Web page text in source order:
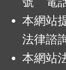
本網站
法律諮
本網站